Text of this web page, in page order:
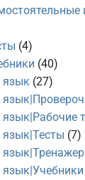
(4)
(40)
язык(27)
язык|Тесты (7)
язык|Учебники